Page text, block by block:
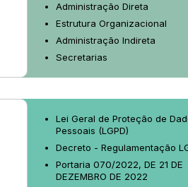
Administração Direta
Estrutura Organizacional
Administração Indireta
Secretarias
Lei Geral de Proteção de
Pessoais (LGPD)
Decreto - Regulamentação
Portaria 070/2022, DE 21 DE
DEZEMBRO DE 2022